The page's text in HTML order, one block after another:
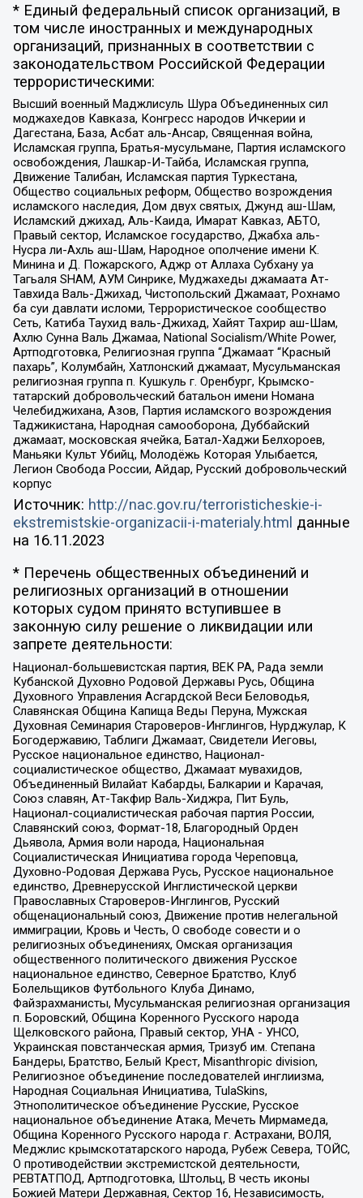
* Единый федеральный список организаций, в
том числе иностранных и международных
организаций, признанных в соответствии с
законодательством Российской Федерации
террористическими:
Высший военный Маджлисуль Шура Объединенных сил
моджахедов Кавказа, Конгресс народов Ичкерии и
Дагестана, База, Асбат аль-Ансар, Священная война,
Исламская группа, Братья-мусульмане, Партия исламского
освобождения, Лашкар-И-Тайба, Исламская группа,
Движение Талибан, Исламская партия Туркестана,
Общество социальных реформ, Общество возрождения
исламского наследия, Дом двух святых, Джунд аш-Шам,
Исламский джихад, Аль-Каида, Имарат Кавказ, АБТО,
Правый сектор, Исламское государство, Джабха аль-
Нусра ли-Ахль аш-Шам, Народное ополчение имени К.
Минина и Д. Пожарского, Аджр от Аллаха Субхану уа
Тагьаля SHAM, АУМ Синрике, Муджахеды джамаата Ат-
Тавхида Валь-Джихад, Чистопольский Джамаат, Рохнамо
ба суи давлати исломи, Террористическое сообщество
Сеть, Катиба Таухид валь-Джихад, Хайят Тахрир аш-Шам,
Ахлю Сунна Валь Джамаа, National Socialism/White Power,
Артподготовка, Религиозная группа “Джамаат “Красный
пахарь”, Колумбайн, Хатлонский джамаат, Мусульманская
религиозная группа п. Кушкуль г. Оренбург, Крымско-
татарский добровольческий батальон имени Номана
Челебиджихана, Азов, Партия исламского возрождения
Таджикистана, Народная самооборона, Дуббайский
джамаат, московская ячейка, Батал-Хаджи Белхороев,
Маньяки Культ Убийц, Молодёжь Которая Улыбается,
Легион Свобода России, Айдар, Русский добровольческий
корпус
Источник: http://nac.gov.ru/terroristicheskie-i-
ekstremistskie-organizacii-i-materialy.html данные
на 16.11.2023
* Перечень общественных объединений и
религиозных организаций в отношении
которых судом принято вступившее в
законную силу решение о ликвидации или
запрете деятельности:
Национал-большевистская партия, ВЕК РА, Рада земли
Кубанской Духовно Родовой Державы Русь, Община
Духовного Управления Асгардской Веси Беловодья,
Славянская Община Капища Веды Перуна, Мужская
Духовная Семинария Староверов-Инглингов, Нурджулар, К
Богодержавию, Таблиги Джамаат, Свидетели Иеговы,
Русское национальное единство, Национал-
социалистическое общество, Джамаат мувахидов,
Объединенный Вилайат Кабарды, Балкарии и Карачая,
Союз славян, Ат-Такфир Валь-Хиджра, Пит Буль,
Национал-социалистическая рабочая партия России,
Славянский союз, Формат-18, Благородный Орден
Дьявола, Армия воли народа, Национальная
Социалистическая Инициатива города Череповца,
Духовно-Родовая Держава Русь, Русское национальное
единство, Древнерусской Инглистической церкви
Православных Староверов-Инглингов, Русский
общенациональный союз, Движение против нелегальной
иммиграции, Кровь и Честь, О свободе совести и о
религиозных объединениях, Омская организация
общественного политического движения Русское
национальное единство, Северное Братство, Клуб
Болельщиков Футбольного Клуба Динамо,
Файзрахманисты, Мусульманская религиозная организация
п. Боровский, Община Коренного Русского народа
Щелковского района, Правый сектор, УНА - УНСО,
Украинская повстанческая армия, Тризуб им. Степана
Бандеры, Братство, Белый Крест, Misanthropic division,
Религиозное объединение последователей инглиизма,
Народная Социальная Инициатива, TulaSkins,
Этнополитическое объединение Русские, Русское
национальное объединение Атака, Мечеть Мирмамеда,
Община Коренного Русского народа г. Астрахани, ВОЛЯ,
Меджлис крымскотатарского народа, Рубеж Севера, ТОЙС,
О противодействии экстремистской деятельности,
РЕВТАТПОД, Артподготовка, Штольц, В честь иконы
Божией Матери Державная, Сектор 16, Независимость,